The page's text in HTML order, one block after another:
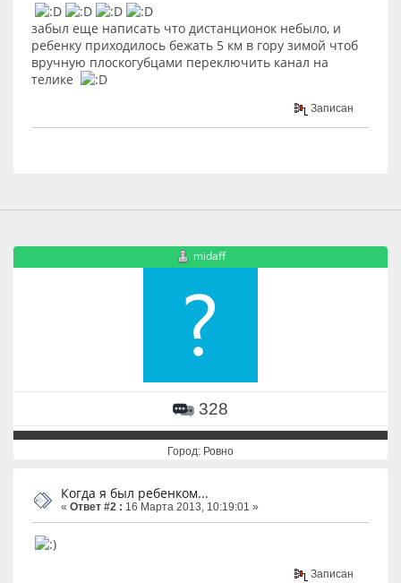
забыл еще написать что дистанционок небыло, и
ребенку приходилось бежать 5 км в гору зимой чтоб
вручную плоскогубцами переключить канал на
телике
Записан
midaff
328
Город: Ровно
Когда я был ребенком...
« Ответ #2 : 16 Марта 2013, 10:19:01 »
Записан